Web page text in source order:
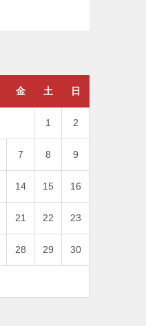
金 土 日
1 2
7 8 9
14 15 16
21 22 23
28 29 30